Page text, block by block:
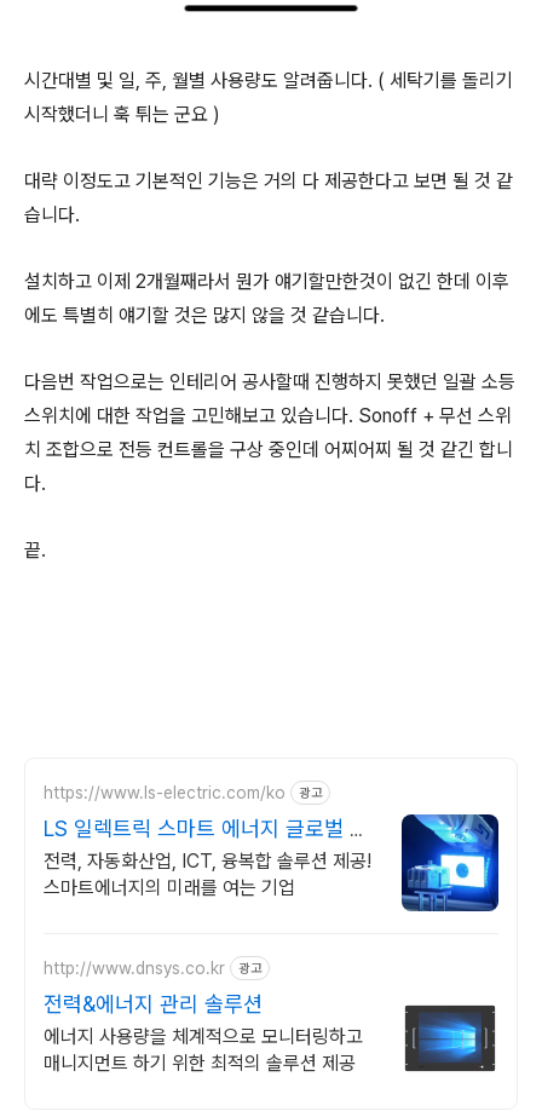
시간대별 및 일, 주, 월별 사용량도 알려줍니다. ( 세탁기를 돌리기
시작했더니 훅 튀는 군요 )
대략 이정도고 기본적인 기능은 거의 다 제공한다고 보면 될 것 같
습니다.
설치하고 이제 2개월째라서 뭔가 얘기할만한것이 없긴 한데 이후
에도 특별히 얘기할 것은 많지 않을 것 같습니다.
다음번 작업으로는 인테리어 공사할때 진행하지 못했던 일괄 소등
스위치에 대한 작업을 고민해보고 있습니다. Sonoff + 무선 스위
치 조합으로 전등 컨트롤을 구상 중인데 어찌어찌 될 것 같긴 합니
다.
끝.
https://www.ls-electric.com/ko 광고
LS 일렉트릭 스마트 에너지 글로벌 기
업
전력, 자동화산업, ICT, 융복합 솔루션 제공!
스마트에너지의 미래를 여는 기업
http://www.dnsys.co.kr 광고
전력&에너지 관리 솔루션
에너지 사용량을 체계적으로 모니터링하고
매니지먼트 하기 위한 최적의 솔루션 제공